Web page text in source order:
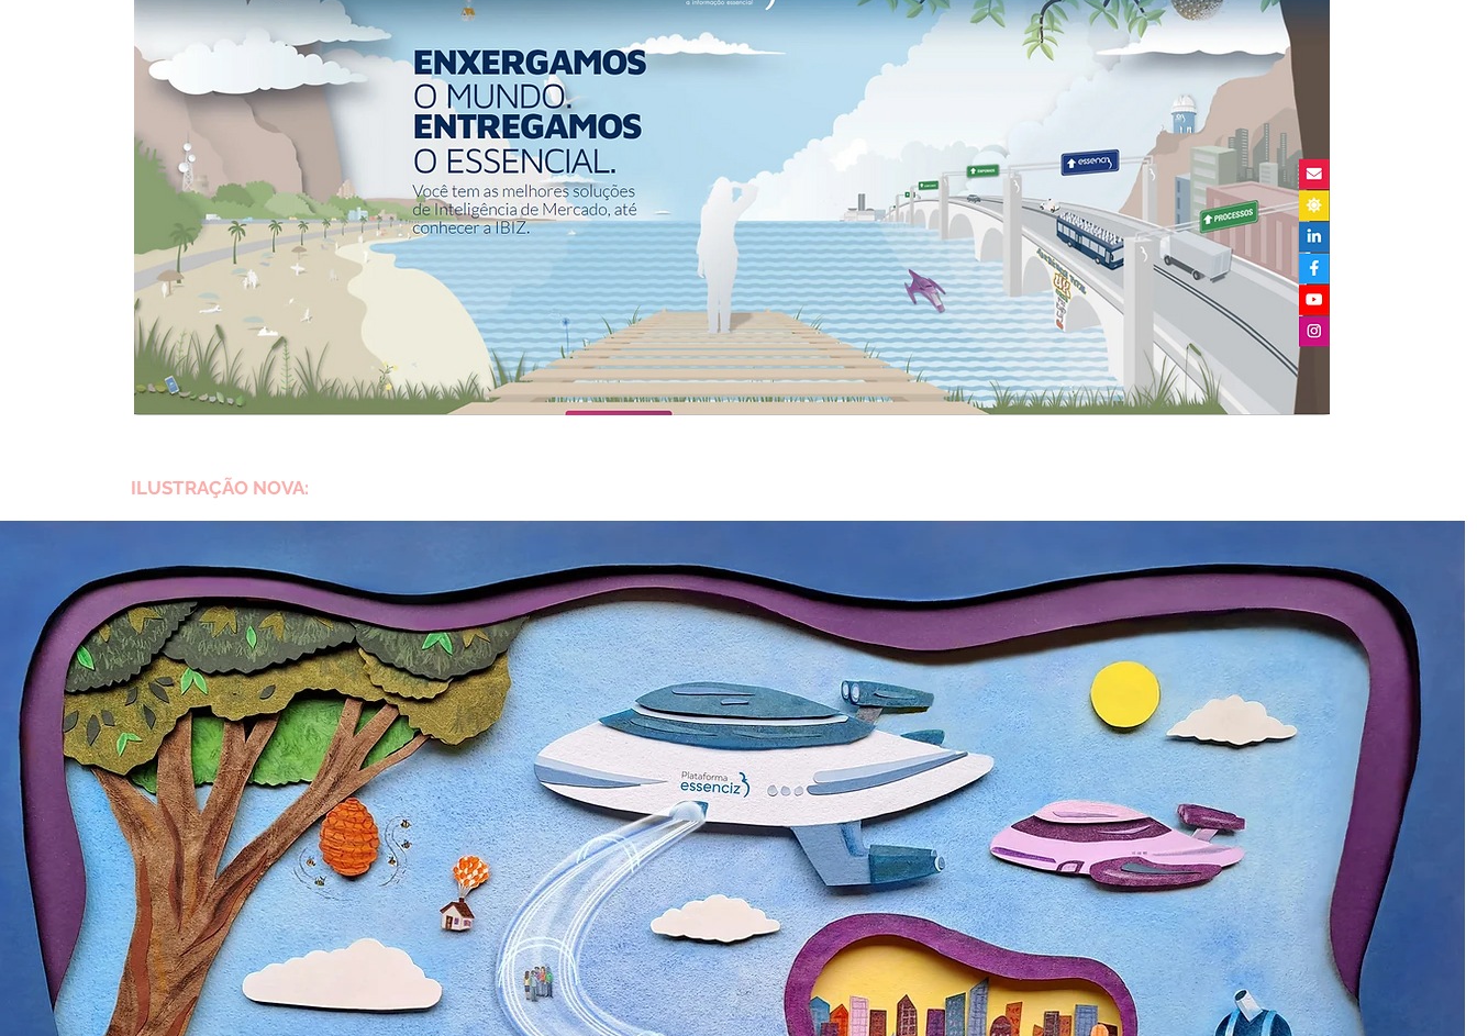
ILUSTRAÇÃO NOVA: